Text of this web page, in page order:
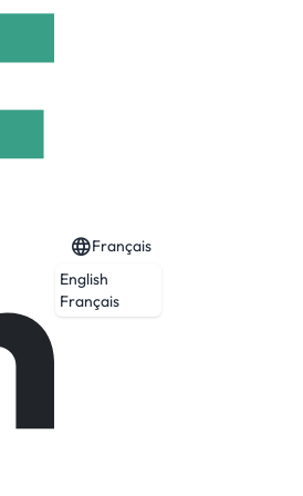
Français
English
Français